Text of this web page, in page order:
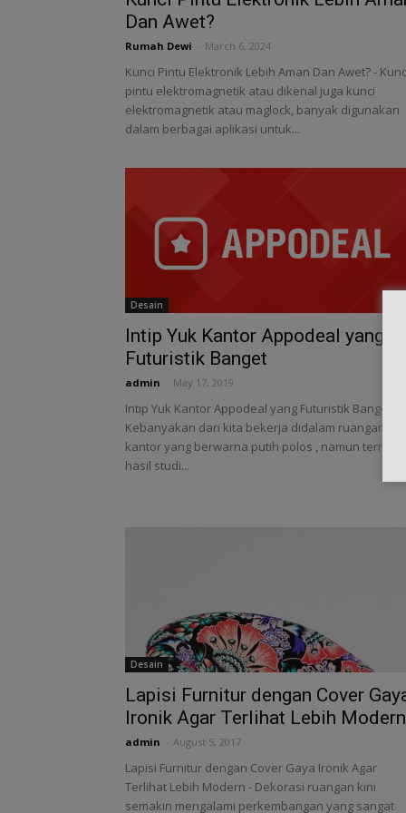
Dan Awet?
Rumah Dewi March 6, 2024
Kunci Pintu Elektronik Lebih Aman Dan Awet? -
pintu elektromagnetik atau dikenal juga kunci
elektromagnetik atau maglock, banyak digunakan
dalam berbagai aplikasi untuk...
Desain
Intip Yuk Kantor Appodeal yang
Futuristik Banget
admin May 17, 2019
Intip Yuk Kantor Appodeal yang Futuristik Banget -
Kebanyakan dari kita bekerja didalam ruangan
kantor yang berwarna putih polos , namun ternyata
hasil studi...
Desain
Lapisi Furnitur dengan Cover
Ironik Agar Terlihat Lebih Modern
admin August 5, 2017
Lapisi Furnitur dengan Cover Gaya Ironik Agar
Terlihat Lebih Modern - Dekorasi ruangan kini
semakin mengalami perkembangan yang sangat